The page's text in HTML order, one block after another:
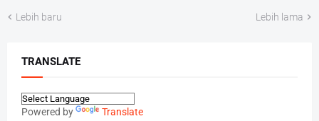
Lebih baru Lebih lama
TRANSLATE
Powered by Translate